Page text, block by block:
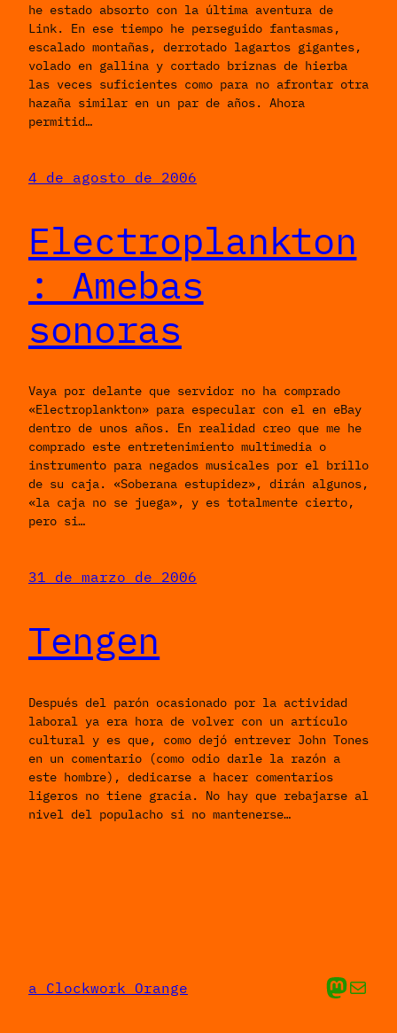
he estado absorto con la última aventura de
Link. En ese tiempo he perseguido fantasmas,
escalado montañas, derrotado lagartos gigantes,
volado en gallina y cortado briznas de hierba
las veces suficientes como para no afrontar otra
hazaña similar en un par de años. Ahora
permitid…
4 de agosto de 2006
Electroplankton
: Amebas
sonoras
Vaya por delante que servidor no ha comprado
«Electroplankton» para especular con el en eBay
dentro de unos años. En realidad creo que me he
comprado este entretenimiento multimedia o
instrumento para negados musicales por el brillo
de su caja. «Soberana estupidez», dirán algunos,
«la caja no se juega», y es totalmente cierto,
pero si…
31 de marzo de 2006
Tengen
Después del parón ocasionado por la actividad
laboral ya era hora de volver con un artículo
cultural y es que, como dejó entrever John Tones
en un comentario (como odio darle la razón a
este hombre), dedicarse a hacer comentarios
ligeros no tiene gracia. No hay que rebajarse al
nivel del populacho si no mantenerse…
a Clockwork Orange Mis cosas en
Envíame